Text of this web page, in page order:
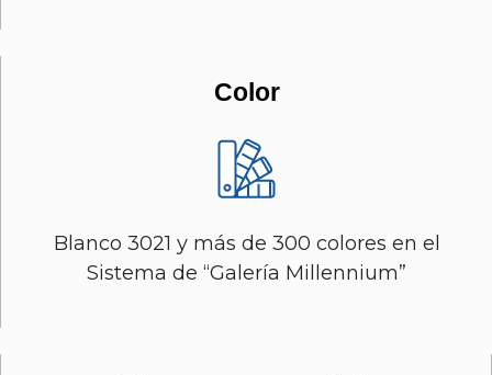
Color
Blanco 3021 y más de 300 colores en el
Sistema de “Galería Millennium”